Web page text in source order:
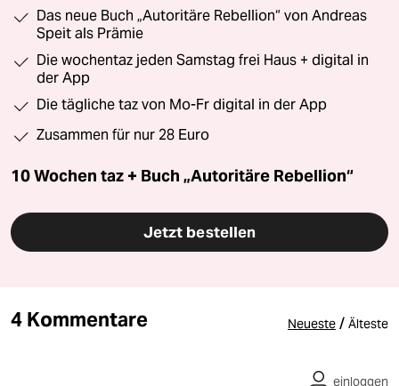
Das neue Buch „Autoritäre Rebellion“ von Andreas
Speit als Prämie
Die wochentaz jeden Samstag frei Haus + digital in
der App
Die tägliche taz von Mo-Fr digital in der App
Zusammen für nur 28 Euro
10 Wochen taz + Buch „Autoritäre Rebellion“
Jetzt bestellen
4 Kommentare Neueste / Älteste
einloggen